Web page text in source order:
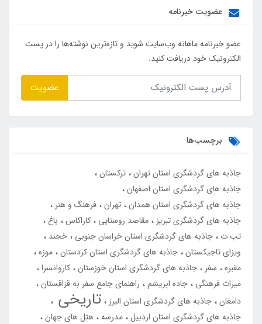
عضویت خبرنامه
عضو خبرنامه ماهانه وب‌سایت شوید و تازه‌ترین نوشته‌ها را در پست
الکترونیک خود دریافت کنید.
عضویت
برچسب‌ها
جاذبه های گردشگری استان تهران ترکستان
جاذبه های گردشگری استان اصفهان
جاذبه های گردشگری استان همدان تهران فرهنگ و هنر
جاذبه های گردشگری تبریز
مقاصد روستایی کاراکاس
باغ
تب ت
جاذبه های گردشگری استان خراسان جنوبی
خجند
ویزای تاجیکستان جاذبه های گردشگری استان کردستان موزه
مقبره
سفر جاذبه های گردشگری استان خوزستان کاروانسرا
میراث فرهنگی
جاده ابریشم
راهنمای جامع سفر به قزاقستان
دامغان جاذبه های گردشگری استان البرز تاریخی
جاذبه های گردشگری استان اردبیل مدرسه هتل های جهان